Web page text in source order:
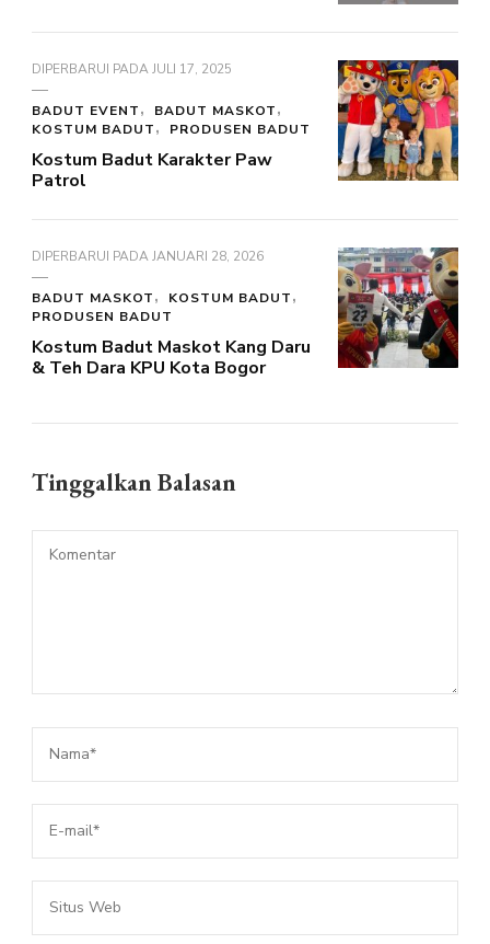
DIPERBARUI PADAJULI 17, 2025
BADUT EVENT
BADUT MASKOT
KOSTUM BADUT
PRODUSEN BADUT
Kostum Badut Karakter Paw
Patrol
DIPERBARUI PADAJANUARI 28, 2026
BADUT MASKOT
KOSTUM BADUT
PRODUSEN BADUT
Kostum Badut Maskot Kang Daru
& Teh Dara KPU Kota Bogor
Tinggalkan Balasan